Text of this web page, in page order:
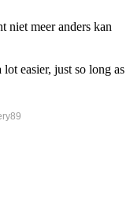
niet meer anders kan
easier, just so long as